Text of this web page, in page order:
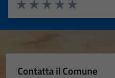
Valuta 5
Valuta 4 stelle su
Valuta 3 stelle su 5
Valuta 2 stelle su 5
Valuta 1 stelle su 5
Contatta il Comune